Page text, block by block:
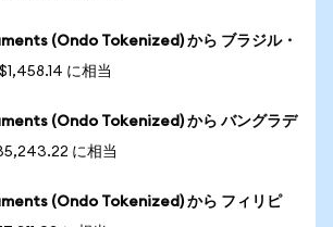
(Ondo Tokenized) から ブラジル・
に相当
(Ondo Tokenized) から バングラデ
に相当
(Ondo Tokenized) から フィリピ